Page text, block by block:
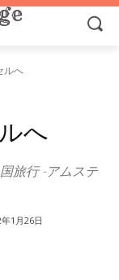
ルへ
へ
旅行 -アムステ
1月26日